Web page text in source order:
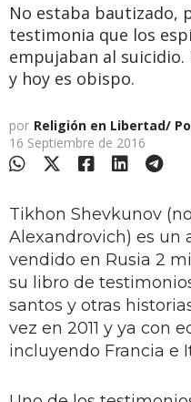
No estaba bautizado,
testimonia que los
empujaban al suicidio.
y hoy es obispo.
por Religión en Libertad/
16 Septiembre de 2016
Tikhon Shevkunov
Alexandrovich) es un
vendido en Rusia 2
su libro de
santos y otras
vez en 2011 y ya con
incluyendo Francia e